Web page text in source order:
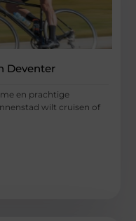
Deventer
en prachtige
wilt cruisen of